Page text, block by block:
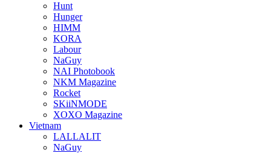
Hunt
Hunger
HIMM
KORA
Labour
NaGuy
NAI Photobook
NKM Magazine
Rocket
SKiiNMODE
XOXO Magazine
Vietnam
LALLALIT
NaGuy